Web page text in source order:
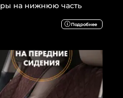
на нижнюю часть
Подробнее